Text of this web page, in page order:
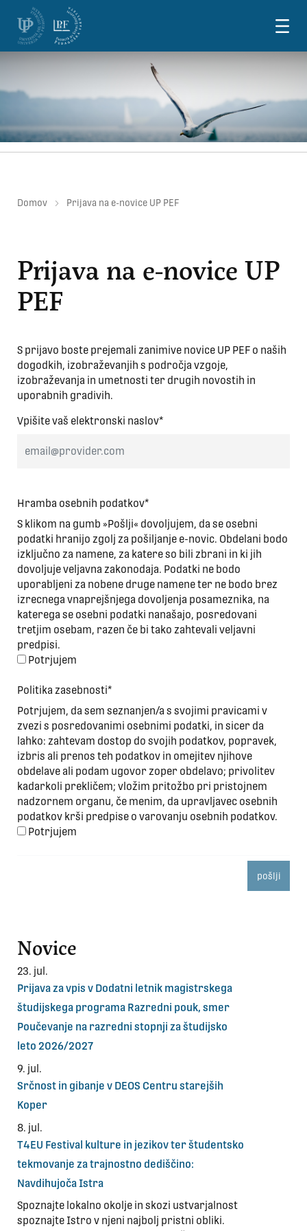
Skoči na vsebino
Domov Prijava na e-novice UP PEF
Prijava na e-novice UP
PEF
S prijavo boste prejemali zanimive novice UP PEF o naših
dogodkih, izobraževanjih s področja vzgoje,
izobraževanja in umetnosti ter drugih novostih in
uporabnih gradivih.
Vpišite vaš elektronski naslov*
Hramba osebnih podatkov*
S klikom na gumb »Pošlji« dovoljujem, da se osebni
podatki hranijo zgolj za pošiljanje e-novic. Obdelani bodo
izključno za namene, za katere so bili zbrani in ki jih
dovoljuje veljavna zakonodaja. Podatki ne bodo
uporabljeni za nobene druge namene ter ne bodo brez
izrecnega vnaprejšnjega dovoljenja posameznika, na
katerega se osebni podatki nanašajo, posredovani
tretjim osebam, razen če bi tako zahtevali veljavni
predpisi.
Potrjujem
Politika zasebnosti*
Potrjujem, da sem seznanjen/a s svojimi pravicami v
zvezi s posredovanimi osebnimi podatki, in sicer da
lahko: zahtevam dostop do svojih podatkov, popravek,
izbris ali prenos teh podatkov in omejitev njihove
obdelave ali podam ugovor zoper obdelavo; privolitev
kadarkoli prekličem; vložim pritožbo pri pristojnem
nadzornem organu, če menim, da upravljavec osebnih
podatkov krši predpise o varovanju osebnih podatkov.
Potrjujem
pošlji
Novice
23. jul.
Prijava za vpis v Dodatni letnik magistrskega
študijskega programa Razredni pouk, smer
Poučevanje na razredni stopnji za študijsko
leto 2026/2027
9. jul.
Srčnost in gibanje v DEOS Centru starejših
Koper
8. jul.
T4EU Festival kulture in jezikov ter študentsko
tekmovanje za trajnostno dediščino:
Navdihujoča Istra
Spoznajte lokalno okolje in skozi ustvarjalnost
spoznajte Istro v njeni najbolj pristni obliki.